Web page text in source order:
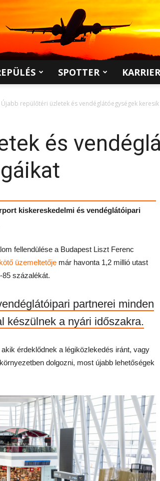
SPOTTER KARRIER
Újabb repülőtéri üzletek és vendéglátóegységek
és
kiskereskedelmi és vendéglátóipari
fellendülése a Budapest Liszt Ferenc
üzemeltetője már havonta 1,2 millió utast
85 százalékát.
partnerei minden
készülnek a nyári időszakra.
érdeklődnek a légiközlekedés iránt, vagy
dolgozni, most újabb lehetőségek